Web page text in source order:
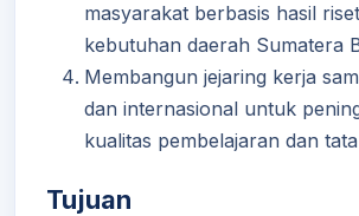
masyarakat berbasis hasil
kebutuhan daerah Sumatera
Membangun jejaring kerja
dan internasional untuk
kualitas pembelajaran dan
Tujuan